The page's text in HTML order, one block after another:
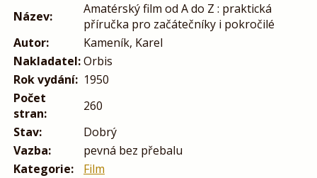
Název:
Amatérský film od A do Z : praktická
příručka pro začátečníky i pokročilé
Autor:
Kameník, Karel
Nakladatel:Orbis
Rok vydání: 1950
Počet
stran:
260
Stav:
Dobrý
Vazba:
pevná bez přebalu
Kategorie:
Film